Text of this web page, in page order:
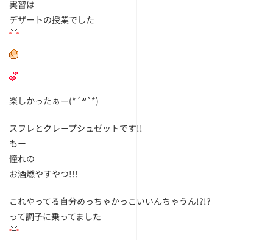
実習は
デザートの授業でした
楽しかったぁー(*´꒳`*)
スフレとクレープシュゼットです!!
もー
憧れの
お酒燃やすやつ!!!
これやってる自分めっちゃかっこいいんちゃうん!?!?
って調子に乗ってました